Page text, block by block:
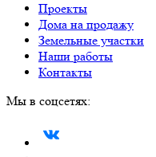
Проекты
Дома на продажу
Земельные участки
Наши работы
Контакты
Мы в соцсетях: